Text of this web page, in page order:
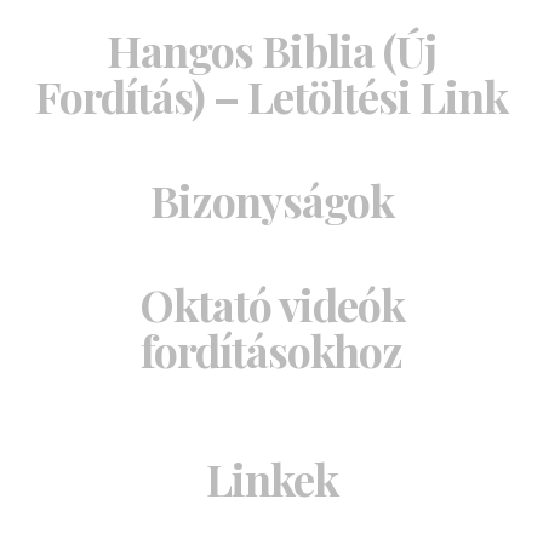
Hangos Biblia (Új
Fordítás) – Letöltési Link
Bizonyságok
Oktató videók
fordításokhoz
Linkek